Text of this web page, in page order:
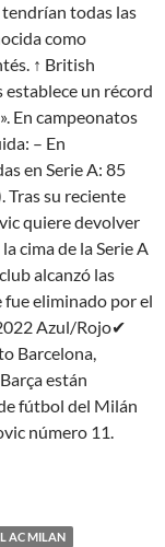
todas las
como
↑ British
un récord
En campeonatos
– En
en Serie A: 85
su reciente
quiere devolver
cima de la Serie A
alcanzó las
fue eliminado por el
Azul/Rojo✔
Barcelona,
están
fútbol del Milán
número 11.
AC MILAN